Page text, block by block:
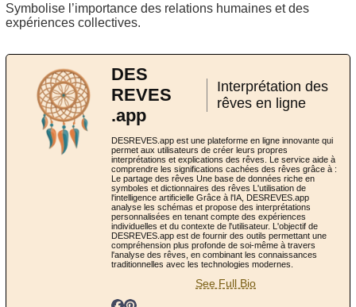
Symbolise l’importance des relations humaines et des
expériences collectives.
DES
REVES
.app
Interprétation des
rêves en ligne
DESREVES.app est une plateforme en ligne innovante qui
permet aux utilisateurs de créer leurs propres
interprétations et explications des rêves. Le service aide à
comprendre les significations cachées des rêves grâce à :
Le partage des rêves Une base de données riche en
symboles et dictionnaires des rêves L'utilisation de
l'intelligence artificielle Grâce à l'IA, DESREVES.app
analyse les schémas et propose des interprétations
personnalisées en tenant compte des expériences
individuelles et du contexte de l'utilisateur. L'objectif de
DESREVES.app est de fournir des outils permettant une
compréhension plus profonde de soi-même à travers
l'analyse des rêves, en combinant les connaissances
traditionnelles avec les technologies modernes.
See Full Bio